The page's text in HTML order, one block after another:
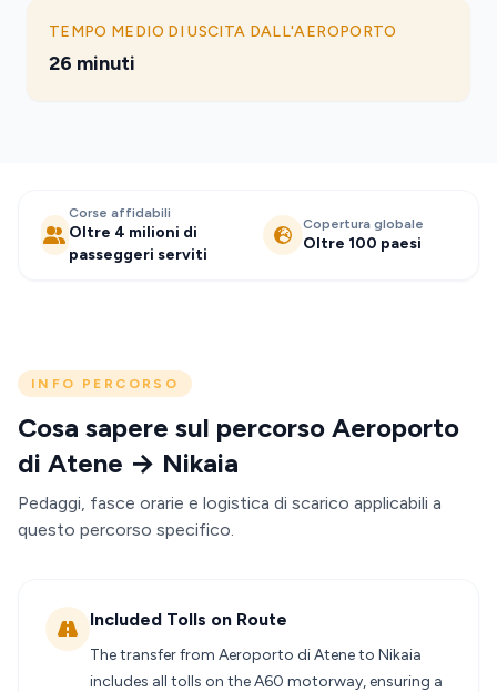
TEMPO MEDIO DI USCITA DALL'AEROPORTO
26 minuti
Corse affidabili
Oltre 4 milioni di
passeggeri serviti
Copertura globale
Oltre 100 paesi
INFO PERCORSO
Cosa sapere sul percorso Aeroporto
di Atene → Nikaia
Pedaggi, fasce orarie e logistica di scarico applicabili a
questo percorso specifico.
Included Tolls on Route
The transfer from Aeroporto di Atene to Nikaia
includes all tolls on the A60 motorway, ensuring a